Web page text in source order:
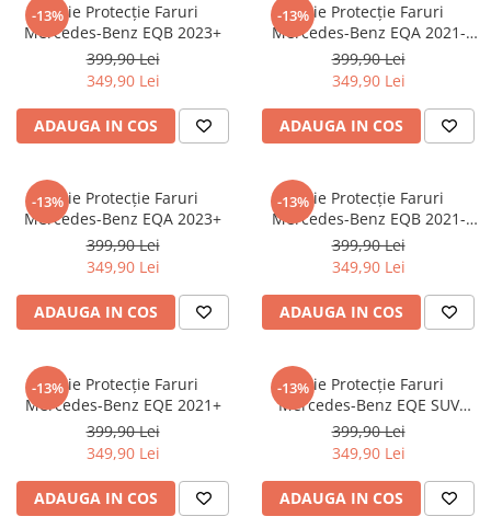
T-mobile
Ulefone
Verykool
Vivo
Vodafone
Xiaomi
Yezz
-13%Folie Protecție Faruri
Mercedes-Benz EQB 2023+
399,90 Lei
349,90 Lei
ADAUGA IN COS
-13%Folie Protecție Faruri
Mercedes-Benz EQA 2021-
2023
399,90 Lei
349,90 Lei
ADAUGA IN COS
-13%Folie Protecție Faruri
Mercedes-Benz EQA 2023+
399,90 Lei
349,90 Lei
ADAUGA IN COS
-13%Folie Protecție Faruri
Mercedes-Benz EQB 2021-
2023
399,90 Lei
349,90 Lei
ADAUGA IN COS
-13%Folie Protecție Faruri
Mercedes-Benz EQE 2021+
399,90 Lei
349,90 Lei
ADAUGA IN COS
-13%Folie Protecție Faruri
Mercedes-Benz EQE SUV
2022+
399,90 Lei
349,90 Lei
ADAUGA IN COS